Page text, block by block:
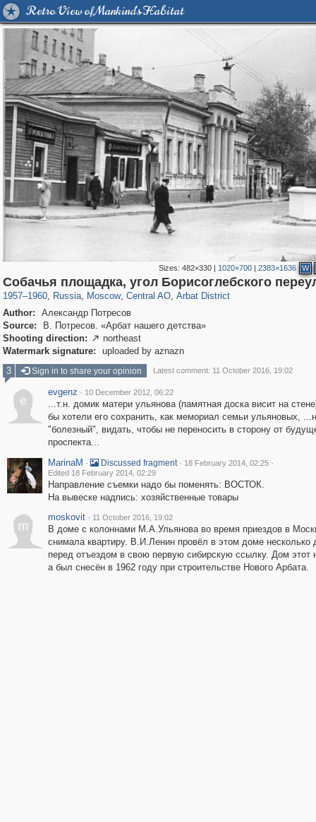
Retro View of Mankind's Habitat
Sizes:482×330 | 1020×700 |2383×1636 W
Собачья площадка, угол Борисоглебского
1957–1960, Russia
1,406,710 29,243
, Moscow
319,864 8,286
, Central AO
160,011 5,916
, Arbat District
13,485 356
Author:
Александр Потресов
Source:
В. Потресов. «Арбат нашего детства»
Shooting direction:  northeast
Watermark signature:
uploaded by aznazn
3
Sign in to share your opinion Latest comment: 11 October 2016, 19:02
e
evgenz · 10 December 2012, 06:22
...т.н. домик матери ульянова (памятная доска висит на
бы хотели его сохранить, как мемориал семьи ульяновых,
"болезный", видать, чтобы не переносить в сторону от
проспекта...
MarinaM · Discussed fragment · 18 February 2014, 02:25 ·
Edited 18 February 2014, 02:29
Направление съемки надо бы поменять: ВОСТОК.
На вывеске надпись: хозяйственные товары
m
moskovit · 11 October 2016, 19:02
В доме с колоннами М.А.Ульянова во время приездов в
снимала квартиру. В.И.Ленин провёл в этом доме несколько
перед отъездом в свою первую сибирскую ссылку. Дом этот
а был снесён в 1962 году при строительстве Нового Арбата.